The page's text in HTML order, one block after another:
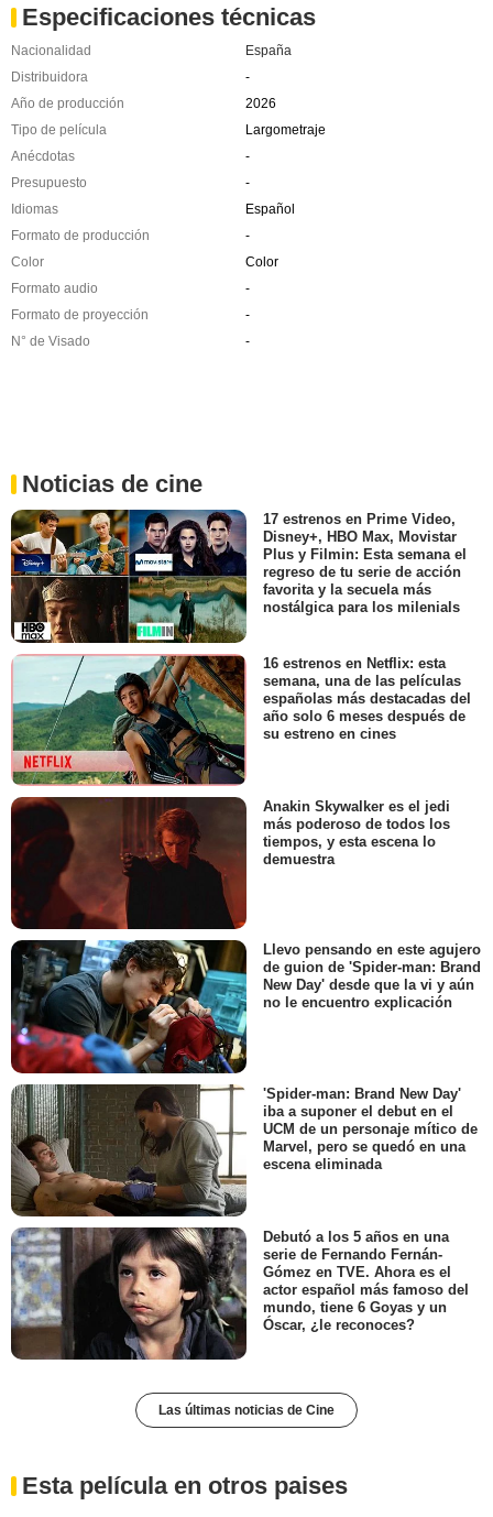
Especificaciones técnicas
Nacionalidad
España
Distribuidora
-
Año de producción
2026
Tipo de película
Largometraje
Anécdotas
-
Presupuesto
-
Idiomas
Español
Formato de producción
-
Color
Color
Formato audio
-
Formato de proyección
-
N° de Visado
-
Noticias de cine
17 estrenos en Prime Video,
Disney+, HBO Max, Movistar
Plus y Filmin: Esta semana el
regreso de tu serie de acción
favorita y la secuela más
nostálgica para los milenials
16 estrenos en Netflix: esta
semana, una de las películas
españolas más destacadas del
año solo 6 meses después de
su estreno en cines
Anakin Skywalker es el jedi
más poderoso de todos los
tiempos, y esta escena lo
demuestra
Llevo pensando en este agujero
de guion de 'Spider-man: Brand
New Day' desde que la vi y aún
no le encuentro explicación
'Spider-man: Brand New Day'
iba a suponer el debut en el
UCM de un personaje mítico de
Marvel, pero se quedó en una
escena eliminada
Debutó a los 5 años en una
serie de Fernando Fernán-
Gómez en TVE. Ahora es el
actor español más famoso del
mundo, tiene 6 Goyas y un
Óscar, ¿le reconoces?
Las últimas noticias de Cine
Esta película en otros paises